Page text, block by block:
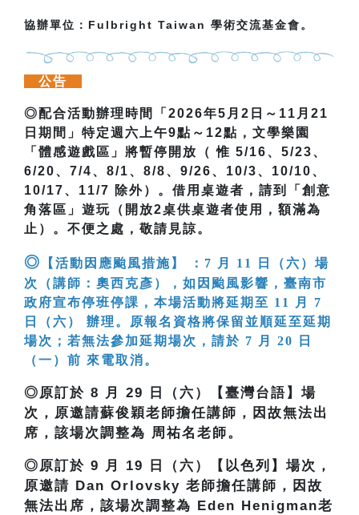
協辦單位：Fulbright Taiwan 學術交流基金會。
公告
◎配合活動辦理時間「 2026年5 月 2 日～ 11 月 21
日期間」特定週六上午9點～ 12點，文學樂園
「體感遊戲區」將暫停開放（ 惟 5/16、5/23、
6/20、 7/4、 8/1、 8/8、 9/26、 10/3、 10/10、
10/17、 11/7 除外）。借用桌遊者，請到「創意
角落區」遊玩（開放2桌供桌遊者使用，額滿為
止）。不便之處，敬請見諒。
◎
【活動因應颱風措施】 ：7 月 11 日（六）場
次（講師：奧西克彥），如因颱風影響，臺南市
政府宣布停班停課，本場活動將延期至 11 月 7
日（六） 辦理。原報名資格將保留並順延至延期
場次；若無法參加延期場次，請於 7 月 20 日
（一）前 來電取消。
◎原訂於 8 月 29 日（六）【臺灣台語】場
次，原邀請蘇俊穎老師擔任講師，因故無法出
席，該場次調整為 周祐名老師。
◎原訂於 9 月 19 日（六）【以色列】場次，
原邀請 Dan Orlovsky 老師擔任講師，因故
無法出席，該場次調整為 Eden Henigman老